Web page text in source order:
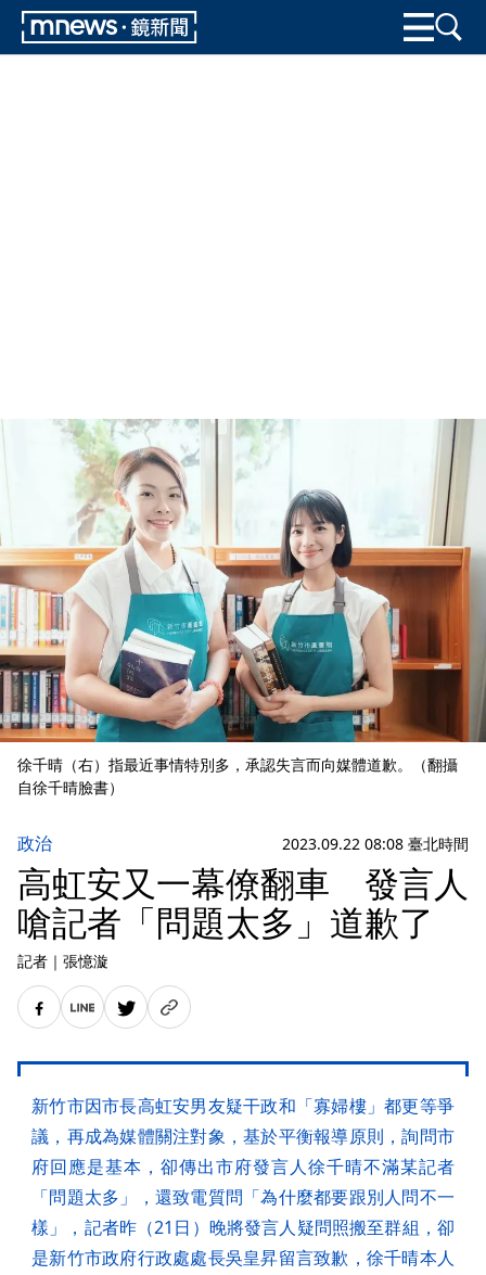
徐千晴（右）指最近事情特別多，承認失言而向媒體道歉。（翻攝
自徐千晴臉書）
政治 2023.09.22 08:08 臺北時間
高虹安又一幕僚翻車 發言人
嗆記者「問題太多」道歉了
記者 ｜ 張憶漩
新竹市因市長高虹安男友疑干政和「寡婦樓」都更等爭
議，再成為媒體關注對象，基於平衡報導原則，詢問市
府回應是基本，卻傳出市府發言人徐千晴不滿某記者
「問題太多」，還致電質問「為什麼都要跟別人問不一
樣」，記者昨（21日）晚將發言人疑問照搬至群組，卻
是新竹市政府行政處處長吳皇昇留言致歉，徐千晴本人